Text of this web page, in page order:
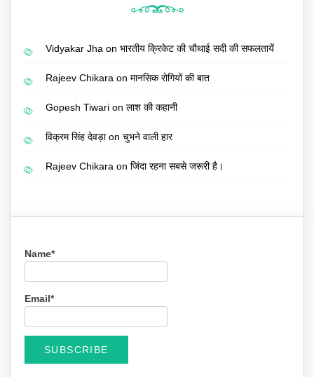
Vidyakar Jha on भारतीय क्रिकेट की चौथाई सदी की सफलतायें
Rajeev Chikara on मानसिक रोगियों की बात
Gopesh Tiwari on लाश की कहानी
विक्रम सिंह देवड़ाon चुभने वाली हार
Rajeev Chikara on जिंदा रहना सबसे जरूरी है।
Name*
Email*